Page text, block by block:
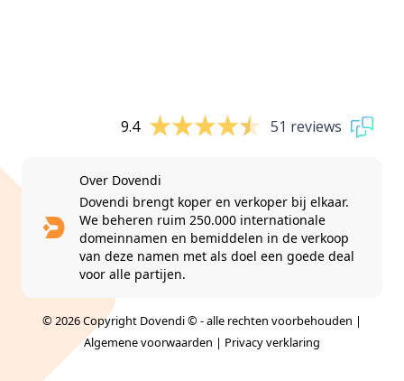
9.4 51 reviews
Over Dovendi
Dovendi brengt koper en verkoper bij elkaar.
We beheren ruim 250.000 internationale
domeinnamen en bemiddelen in de verkoop
van deze namen met als doel een goede deal
voor alle partijen.
© 2026 Copyright Dovendi © - alle rechten voorbehouden |
Algemene voorwaarden | Privacy verklaring